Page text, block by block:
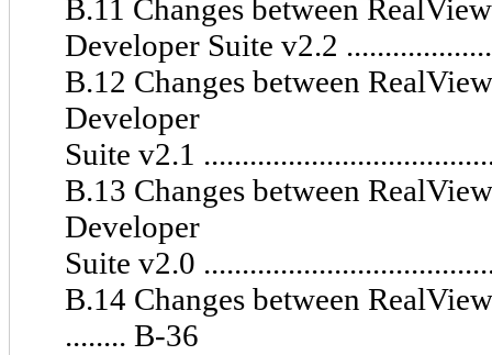
B.11 Changes between
Developer Suite v2.2
B.12 Changes between
Developer
Suite v2.1
B.13 Changes between
Developer
Suite v2.0
B.14 Changes between
........ B-36